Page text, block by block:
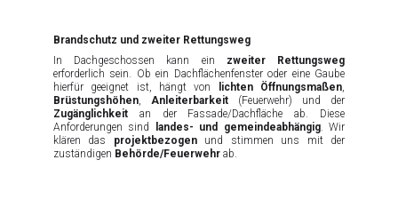
Brandschutz und zweiter Rettungsweg
In Dachgeschossen kann ein zweiter Rettungsweg
erforderlich sein. Ob ein Dachflächenfenster oder eine Gaube
hierfür geeignet ist, hängt von
lichten Öffnungsmaßen,
Brüstungshöhen, Anleiterbarkeit (Feuerwehr) und der
Zugänglichkeit an der Fassade/Dachfläche ab. Diese
Anforderungen sind
landes- und gemeindeabhängig. Wir
klären das projektbezogenund stimmen uns mit der
zuständigen Behörde/Feuerwehr ab.